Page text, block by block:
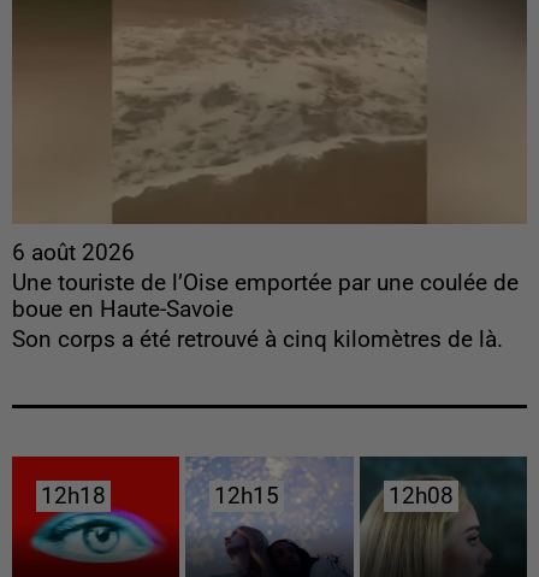
6 août 2026
Une touriste de l’Oise emportée par une coulée de
boue en Haute-Savoie
Son corps a été retrouvé à cinq kilomètres de là.
12h18
12h18 12h15
12h15 12h08
12h08